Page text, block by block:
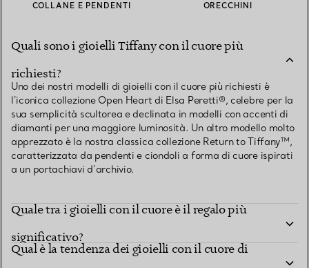
COLLANE E PENDENTI ORECCHINI
Quali sono i gioielli Tiffany con il cuore più
richiesti?
Uno dei nostri modelli di gioielli con il cuore più richiesti è
l’iconica collezione Open Heart di Elsa Peretti®, celebre per la
sua semplicità scultorea e declinata in modelli con accenti di
diamanti per una maggiore luminosità. Un altro modello molto
apprezzato è la nostra classica collezione Return to Tiffany™,
caratterizzata da pendenti e ciondoli a forma di cuore ispirati
a un portachiavi d’archivio.
Quale tra i gioielli con il cuore è il regalo più
significativo?
Qual è la tendenza dei gioielli con il cuore di